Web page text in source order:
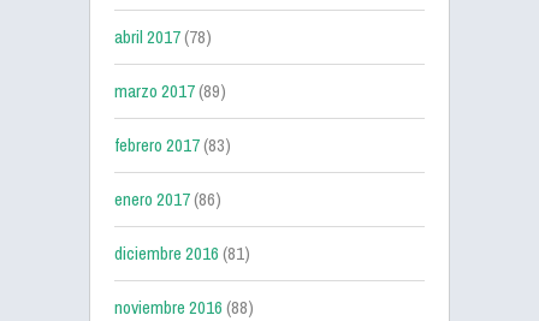
abril 2017(78)
marzo 2017(89)
febrero 2017(83)
enero 2017(86)
diciembre 2016(81)
noviembre 2016(88)